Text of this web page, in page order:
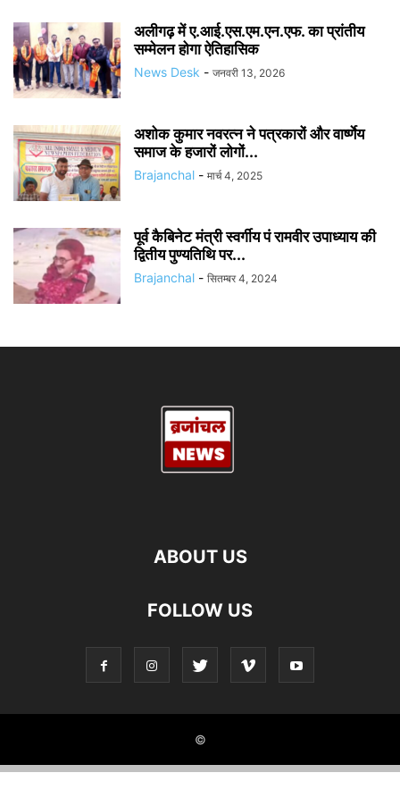
अलीगढ़ में ए.आई.एस.एम.एन.एफ. का प्रांतीय
सम्मेलन होगा ऐतिहासिक
News Desk - जनवरी 13, 2026
अशोक कुमार नवरत्न ने पत्रकारों और वार्ष्णेय
समाज के हजारों लोगों...
Brajanchal - मार्च 4, 2025
पूर्व कैबिनेट मंत्री स्वर्गीय पं रामवीर उपाध्याय की
द्वितीय पुण्यतिथि पर...
Brajanchal - सितम्बर 4, 2024
ABOUT US
FOLLOW US
©